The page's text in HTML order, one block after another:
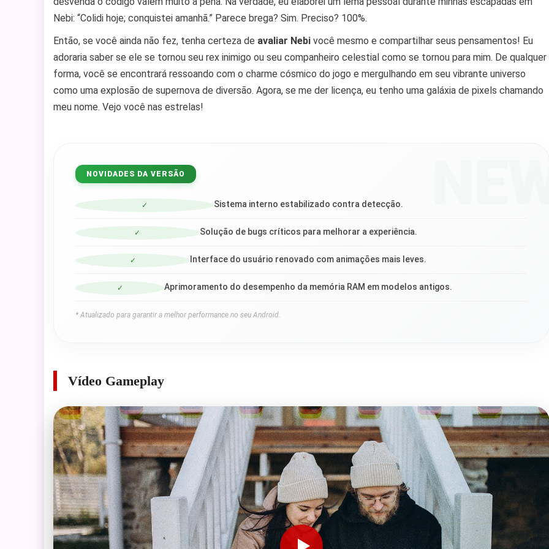
Nebi: “Colidi hoje; conquistei amanhã.” Parece brega? Sim. Preciso? 100%.
Então, se você ainda não fez, tenha certeza de avaliar Nebi você mesmo e compartilhar seus pensamentos! Eu
adoraria saber se ele se tornou seu rex inimigo ou seu companheiro celestial como se tornou para mim. De qualquer
forma, você se encontrará ressoando com o charme cósmico do jogo e mergulhando em seu vibrante universo
como uma explosão de supernova de diversão. Agora, se me der licença, eu tenho uma galáxia de pixels chamando
meu nome. Vejo você nas estrelas!
NOVIDADES DA VERSÃO
✓ Sistema interno estabilizado contra detecção.
✓ Solução de bugs críticos para melhorar a experiência.
✓ Interface do usuário renovado com animações mais leves.
✓ Aprimoramento do desempenho da memória RAM em modelos antigos.
* Atualizado para garantir a melhor performance no seu Android.
Vídeo Gameplay